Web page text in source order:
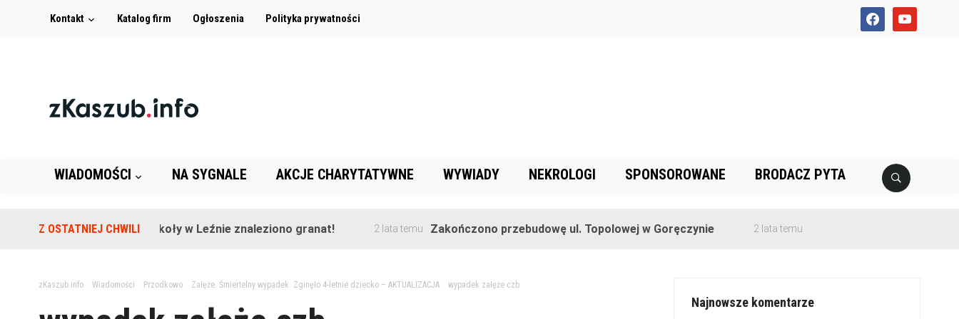
facebookyoutube
Kontakt Katalog firm Ogłoszenia Polityka prywatności
WIADOMOŚCI NA SYGNALE AKCJE CHARYTATYWNE WYWIADY NEKROLOGI SPONSOROWANE BRODACZ PYTA
Z OSTATNIEJ CHWILI
Na terenie szkoły w Leźnie znaleziono granat! 2 lata temu Zakończono przebudowę ul. Topolowej w Goręczynie 2 lata temu
zKaszub.info> Wiadomości Przodkowo> Załęże. Śmiertelny wypadek. Zginęło 4-letnie dziecko – AKTUALIZACJA> wypadek załęże czb
Najnowsze komentarze